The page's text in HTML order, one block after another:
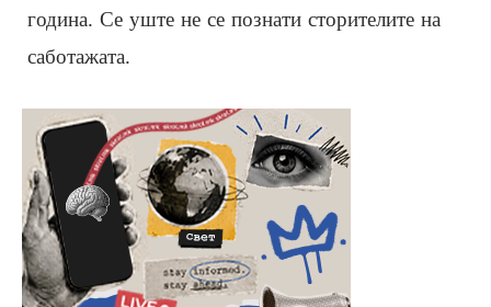
година. Се уште не се познати сторителите на
саботажата.